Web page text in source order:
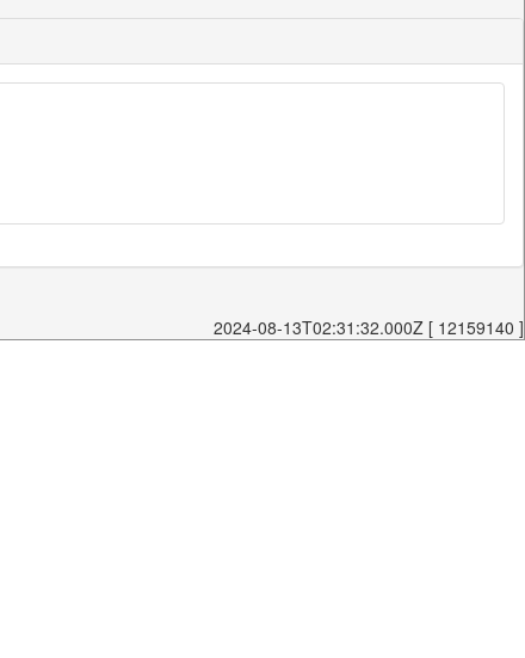
2024-08-13T02:31:32.000Z [ 12159140 ]